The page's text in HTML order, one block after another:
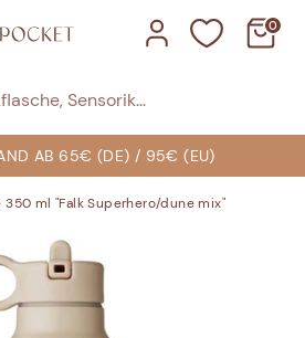
0
AB 65€ (DE) / 95€ (EU)
350 ml "Falk Superhero/dune mix"